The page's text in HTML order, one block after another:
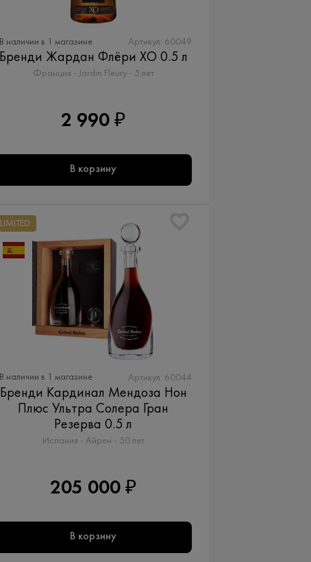
В наличии в 1 магазине Артикул: 60049
Бренди Жардан Флёри ХО 0.5 л
Франция - Jardin Fleury - 5 лет
2 990 ₽
В корзину
LIMITED
В наличии в 1 магазине Артикул: 60044
Бренди Кардинал Мендоза Нон
Плюс Ультра Солера Гран
Резерва 0.5 л
Испания - Айрен - 50 лет
205 000 ₽
В корзину